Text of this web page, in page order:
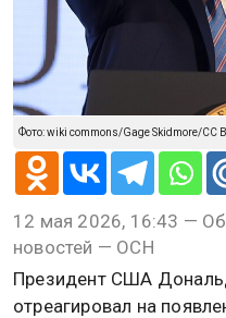
Фото: wiki commons/Gage Skidmore/CC
12 мая 2026, 16:43 —
новостей — ОСН
Президент США
отреагировал на